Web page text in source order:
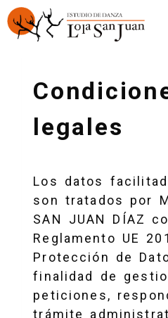
legales
Los datos
son tratados por
SAN JUAN DÍAZ
Reglamento UE
Protección de
finalidad de
peticiones,
trámite